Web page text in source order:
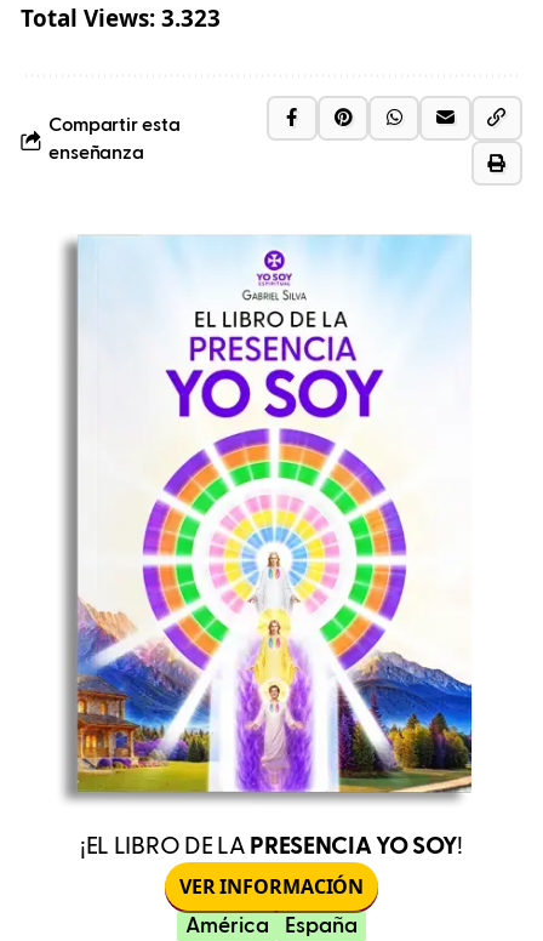
Total Views:3.323
Compartir esta
enseñanza
¡EL LIBRO DE LA PRESENCIA YO SOY!
VER INFORMACIÓN
América España